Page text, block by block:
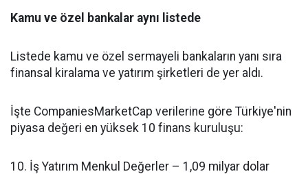
Kamu ve özel bankalar aynı listede
Listede kamu ve özel sermayeli bankaların yanı sıra
finansal kiralama ve yatırım şirketleri de yer aldı.
İşte CompaniesMarketCap verilerine göre Türkiye'nin
piyasa değeri en yüksek 10 finans kuruluşu:
10. İş Yatırım Menkul Değerler – 1,09 milyar dolar